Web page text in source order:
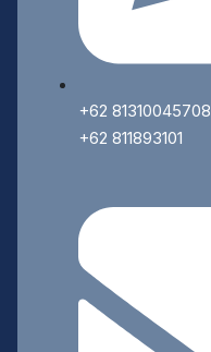
+62 81310045708
+62 811893101